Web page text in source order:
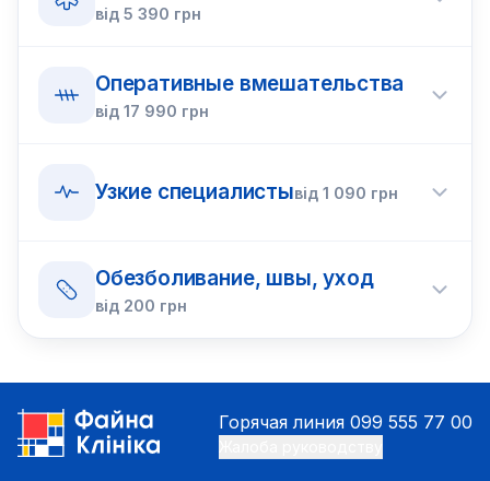
від 5 390 грн
Оперативные вмешательства
від 17 990 грн
Узкие специалистывід 1 090 грн
Обезболивание, швы, уход
від 200 грн
Горячая линия 099 555 77 00